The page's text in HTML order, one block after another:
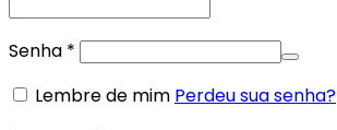
Senha * Obrigatório
Lembre de mim Perdeu sua senha?